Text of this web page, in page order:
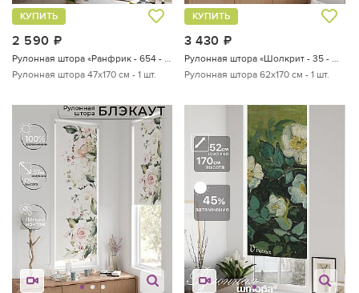
2 590
КУПИТЬ
Рулонная штора 47х170 см - 1 шт.
3 430
КУПИТЬ
Рулонная штора 62х170 см - 1 шт.